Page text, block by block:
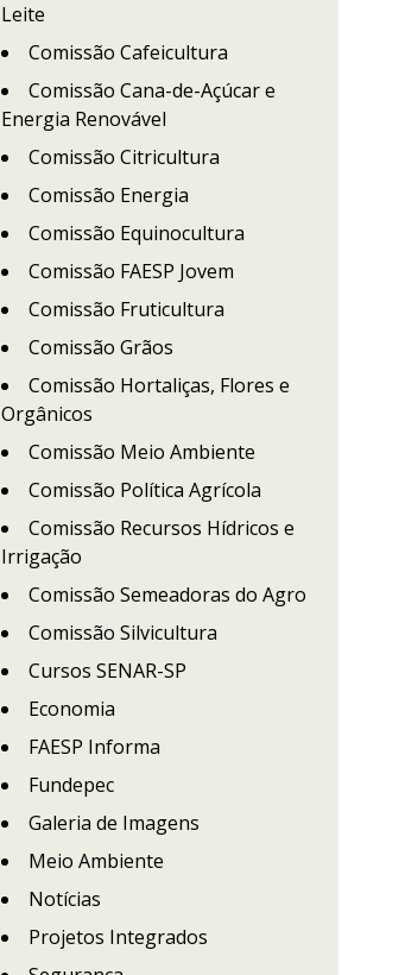
Leite
Comissão Cafeicultura
Comissão Cana-de-Açúcar e
Energia Renovável
Comissão Citricultura
Comissão Energia
Comissão Equinocultura
Comissão FAESP Jovem
Comissão Fruticultura
Comissão Grãos
Comissão Hortaliças, Flores e
Orgânicos
Comissão Meio Ambiente
Comissão Política Agrícola
Comissão Recursos Hídricos e
Irrigação
Comissão Semeadoras do Agro
Comissão Silvicultura
Cursos SENAR-SP
Economia
FAESP Informa
Fundepec
Galeria de Imagens
Meio Ambiente
Notícias
Projetos Integrados